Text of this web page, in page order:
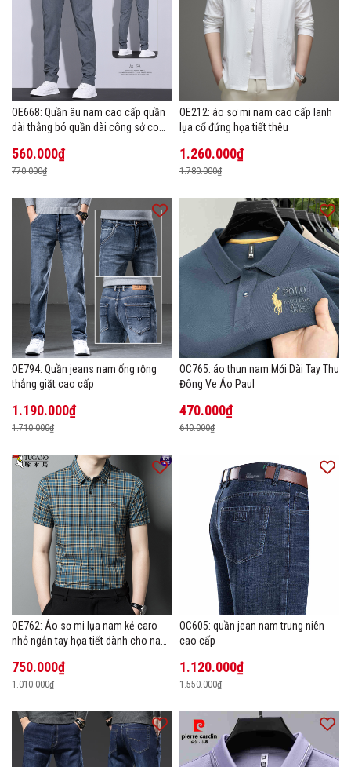
OE668: Quần âu nam cao cấp quần
dài thẳng bó quần dài công sở co
560.000₫
770.000₫
OE212: áo sơ mi nam cao cấp lanh
lụa cổ đứng họa tiết thêu
1.260.000₫
1.780.000₫
OE794: Quần jeans nam ống rộng
thẳng giặt cao cấp
1.190.000₫
1.710.000₫
OC765: áo thun nam Mới Dài Tay Thu
Đông Ve Áo Paul
470.000₫
640.000₫
OE762: Áo sơ mi lụa nam kẻ caro
nhỏ ngắn tay họa tiết dành cho nam
750.000₫
1.010.000₫
OC605: quần jean nam trung niên
cao cấp
1.120.000₫
1.550.000₫